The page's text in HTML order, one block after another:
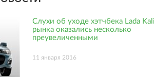
Слухи об уходе хэтчбека Lada
рынка оказались несколько
преувеличенными
11 января 2016